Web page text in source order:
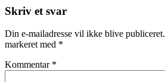
Skriv et svar
Din e-mailadresse vil ikke blive publiceret.
markeret med *
Kommentar *